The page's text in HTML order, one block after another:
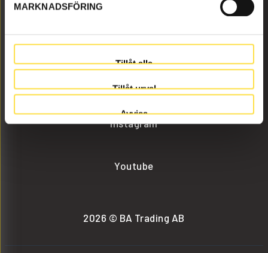
MARKNADSFÖRING
Tillåt alla
Tillåt urval
Avvisa
info@batrading.se
+46 (0) 152-32500
Instagram
Youtube
2026 © BA Trading AB